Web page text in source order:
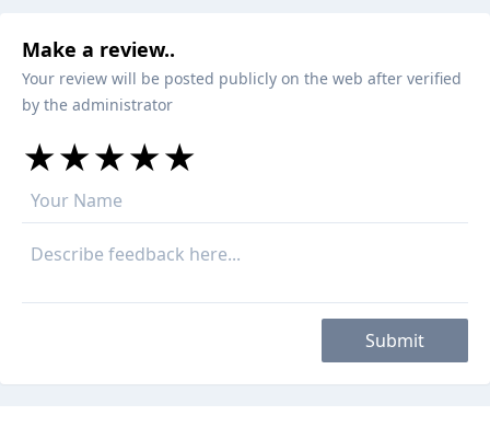
Make a review..
Your review will be posted publicly on the web after verified
by the administrator
★
★★
★★★
★★★★
★★★★★
Submit